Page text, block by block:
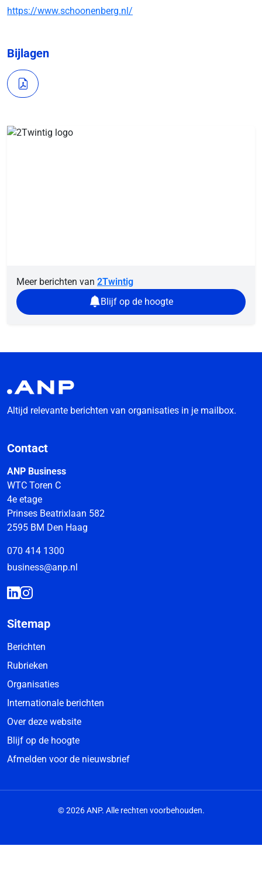
https://www.schoonenberg.nl/
Bijlagen
Meer berichten van 2Twintig
Blijf op de hoogte
Altijd relevante berichten van organisaties in je mailbox.
Contact
ANP Business
WTC Toren C
4e etage
Prinses Beatrixlaan 582
2595 BM Den Haag
070 414 1300
business@anp.nl
Sitemap
Berichten
Rubrieken
Organisaties
Internationale berichten
Over deze website
Blijf op de hoogte
Afmelden voor de nieuwsbrief
© 2026 ANP. Alle rechten voorbehouden.